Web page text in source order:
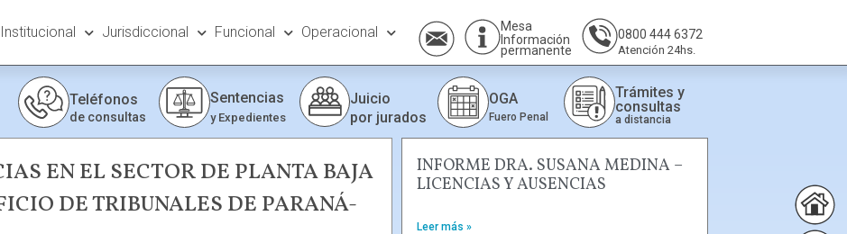
Institucional Jurisdiccional Funcional Operacional
Mesa
Información
permanente
0800 444 6372
Atención 24hs.
Teléfonos
de consultas
Sentencias
y Expedientes
Juicio
por jurados
OGA
Fuero Penal
Trámites y
consultas
a distancia
EN EL SECTOR DE PLANTA BAJA
DE TRIBUNALES DE PARANÁ-
INFORME DRA. SUSANA MEDINA –
LICENCIAS Y AUSENCIAS
Leer más »